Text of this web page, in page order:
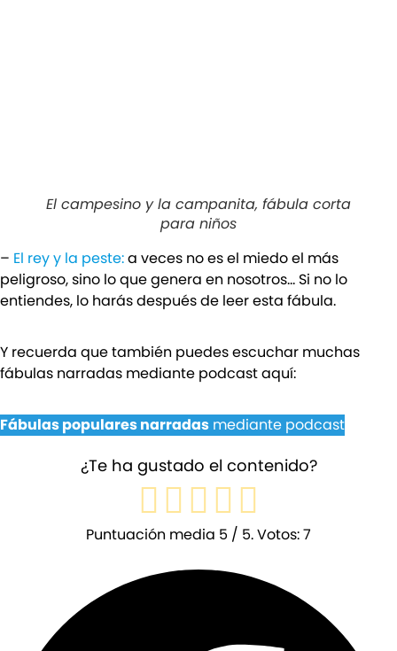
El campesino y la campanita, fábula corta
para niños
– El rey y la peste:a veces no es el miedo el más
peligroso, sino lo que genera en nosotros… Si no lo
entiendes, lo harás después de leer esta fábula.
Y recuerda que también puedes escuchar muchas
fábulas narradas mediante podcast aquí:
Fábulas populares narradas mediante podcast
¿Te ha gustado el contenido?
Puntuación media 5 / 5. Votos:7